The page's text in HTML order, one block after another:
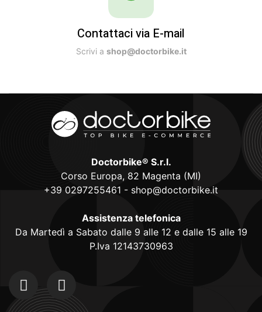
Contattaci via E-mail
Scrivi a shop@doctorbike.it
Doctorbike® S.r.l.
Corso Europa, 82 Magenta (MI)
+39 0297255461 - shop@doctorbike.it
Assistenza telefonica
Da Martedì a Sabato dalle 9 alle 12 e dalle 15 alle 19
P.Iva 12143730963